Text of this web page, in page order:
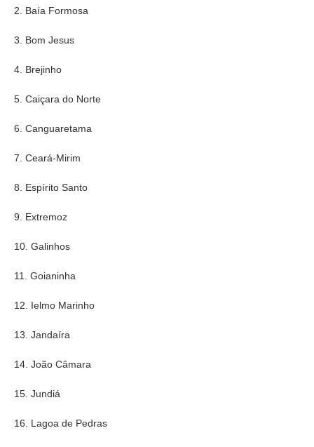
2. Baía Formosa
3. Bom Jesus
4. Brejinho
5. Caiçara do Norte
6. Canguaretama
7. Ceará-Mirim
8. Espírito Santo
9. Extremoz
10. Galinhos
11. Goianinha
12. Ielmo Marinho
13. Jandaíra
14. João Câmara
15. Jundiá
16. Lagoa de Pedras